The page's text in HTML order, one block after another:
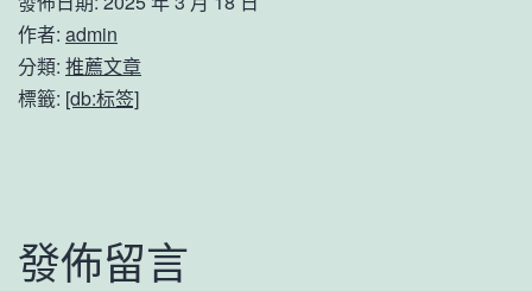
作者: admin
分類: 推薦文章
標籤: [db:标签]
發佈留言